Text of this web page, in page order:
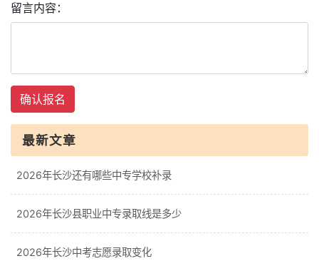
留言内容：
确认报名
最新文章
2026年长沙还有哪些中专学校补录
2026年长沙县职业中专录取线是多少
2026年长沙中考志愿录取变化